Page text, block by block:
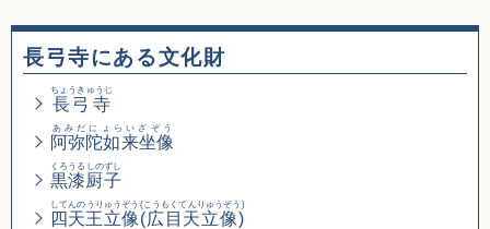
長弓寺にある文化財
長弓寺
ちょうきゅうじ
阿弥陀如来坐像
あみだにょらいざぞう
黒漆厨子
くろうるしのずし
四天王立像
してんのうりゅうぞう
(広目天立像)
(こうもくてんりゅうぞう)